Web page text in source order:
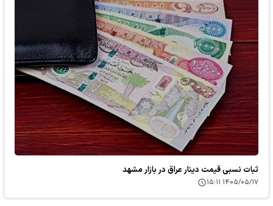
ثبات نسبی قیمت دینار عراق در بازار مشهد
۱۴۰۵/۰۵/۱۷ ۱۵:۱۱